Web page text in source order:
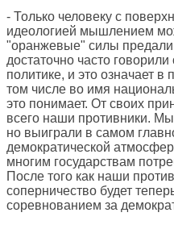
- Только человеку с
идеологией мышлением
"оранжевые" силы
достаточно часто
политике, и это означает
том числе во имя
это понимает. От своих
всего наши противники.
но выиграли в самом
демократической
многим государствам
После того как наши
соперничество будет
соревнованием за